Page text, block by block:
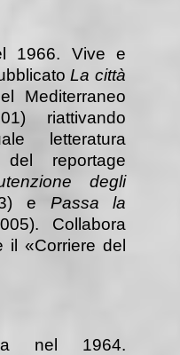
1966. Vive e
La città
Mediterraneo
riattivando
letteratura
reportage
degli
e Passa la
Collabora
il «Corriere del
nel 1964.